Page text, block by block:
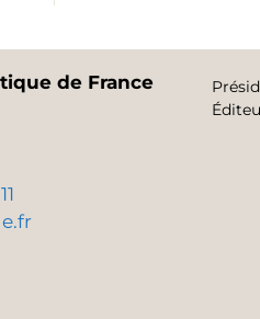
de France